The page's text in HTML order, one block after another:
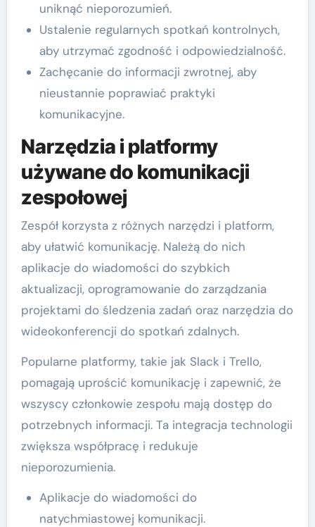
uniknąć nieporozumień.
Ustalenie regularnych spotkań kontrolnych,
aby utrzymać zgodność i odpowiedzialność.
Zachęcanie do informacji zwrotnej, aby
nieustannie poprawiać praktyki
komunikacyjne.
Narzędzia i platformy
używane do komunikacji
zespołowej
Zespół korzysta z różnych narzędzi i platform,
aby ułatwić komunikację. Należą do nich
aplikacje do wiadomości do szybkich
aktualizacji, oprogramowanie do zarządzania
projektami do śledzenia zadań oraz narzędzia do
wideokonferencji do spotkań zdalnych.
Popularne platformy, takie jak Slack i Trello,
pomagają uprościć komunikację i zapewnić, że
wszyscy członkowie zespołu mają dostęp do
potrzebnych informacji. Ta integracja technologii
zwiększa współpracę i redukuje
nieporozumienia.
Aplikacje do wiadomości do
natychmiastowej komunikacji.